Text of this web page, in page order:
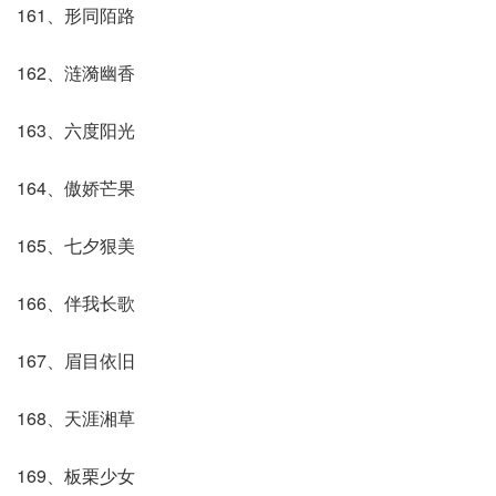
161、形同陌路
162、涟漪幽香
163、六度阳光
164、傲娇芒果
165、七夕狠美
166、伴我长歌
167、眉目依旧
168、天涯湘草
169、板栗少女